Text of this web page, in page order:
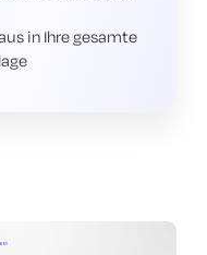
in Ihre gesamte